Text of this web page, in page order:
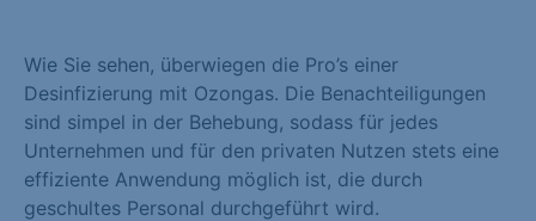
Wie Sie sehen, überwiegen die Pro’s einer
Desinfizierung mit Ozongas. Die Benachteiligungen
sind simpel in der Behebung, sodass für jedes
Unternehmen und für den privaten Nutzen stets eine
effiziente Anwendung möglich ist, die durch
geschultes Personal durchgeführt wird.
Statistik Cookies erfassen Informationen anonym. Diese
Informationen helfen uns zu verstehen, wie unsere Besucher
unsere Website nutzen. Statistik Cookies erfassen Informationen
anonym. Diese Informationen helfen uns zu verstehen, wie
unsere Besucher unsere Website nutzen.